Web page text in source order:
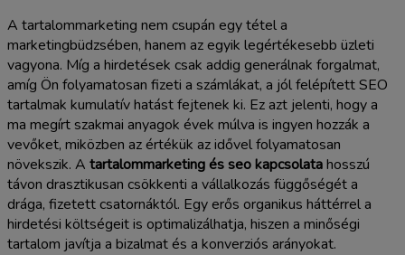
A tartalommarketing nem csupán egy tétel a
marketingbüdzsében, hanem az egyik legértékesebb üzleti
vagyona. Míg a hirdetések csak addig generálnak forgalmat,
amíg Ön folyamatosan fizeti a számlákat, a jól felépített SEO
tartalmak kumulatív hatást fejtenek ki. Ez azt jelenti, hogy a
ma megírt szakmai anyagok évek múlva is ingyen hozzák a
vevőket, miközben az értékük az idővel folyamatosan
növekszik. A tartalommarketing és seo kapcsolatahosszú
távon drasztikusan csökkenti a vállalkozás függőségét a
drága, fizetett csatornáktól. Egy erős organikus háttérrel a
hirdetési költségeit is optimalizálhatja, hiszen a minőségi
tartalom javítja a bizalmat és a konverziós arányokat.